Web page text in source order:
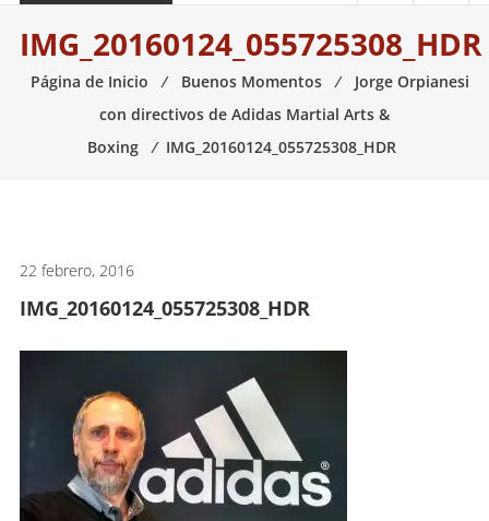
necesario
para
de
IMG_20160124_055725308_HDR
Página de Inicio ⁄ Buenos Momentos ⁄
Jorge Orpianesi
con directivos de Adidas Martial Arts &
Boxing
⁄ IMG_20160124_055725308_HDR
22 febrero, 2016
IMG_20160124_055725308_HDR